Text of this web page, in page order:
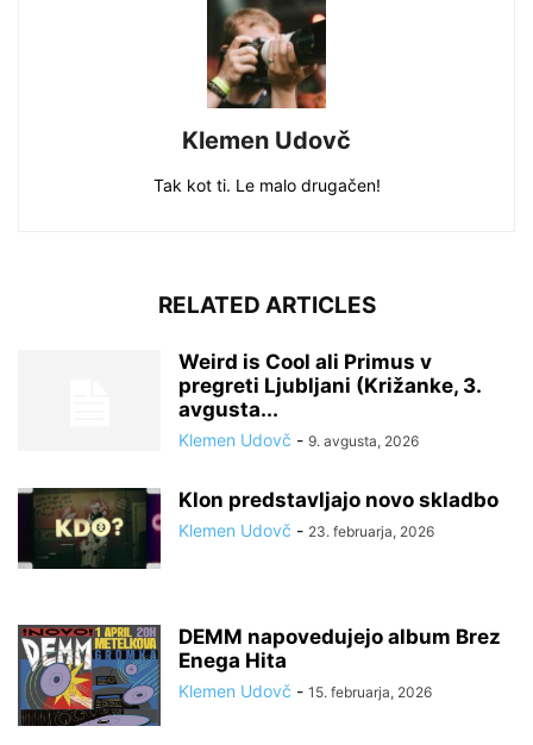
Klemen Udovč
Tak kot ti. Le malo drugačen!
RELATED ARTICLES
Weird is Cool ali Primus v
pregreti Ljubljani (Križanke, 3.
avgusta...
Klemen Udovč - 9. avgusta, 2026
Klon predstavljajo novo skladbo
Klemen Udovč - 23. februarja, 2026
DEMM napovedujejo album Brez
Enega Hita
Klemen Udovč - 15. februarja, 2026